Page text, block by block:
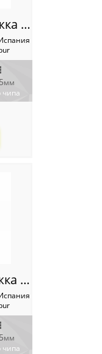
Chocolado Растяжка Vidrepur
мм
чипа
esmeralda Растяжка Vidrepur
мм
чипа